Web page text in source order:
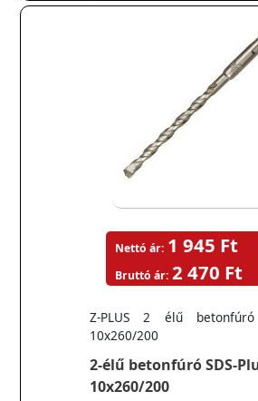
2-élű betonfúró SDS-
10x260/200
Z-PLUS 2 élű betonfúró
10x260/200
Nettó ár: 1 945 Ft
Bruttó ár: 2 470 Ft